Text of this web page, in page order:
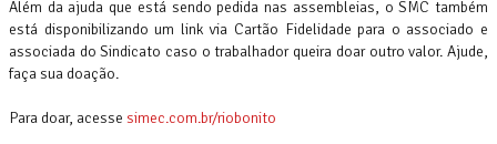
Além da ajuda que está sendo pedida nas assembleias, o SMC também
está disponibilizando um link via Cartão Fidelidade para o associado e
associada do Sindicato caso o trabalhador queira doar outro valor. Ajude,
faça sua doação.
Para doar, acesse simec.com.br/riobonito